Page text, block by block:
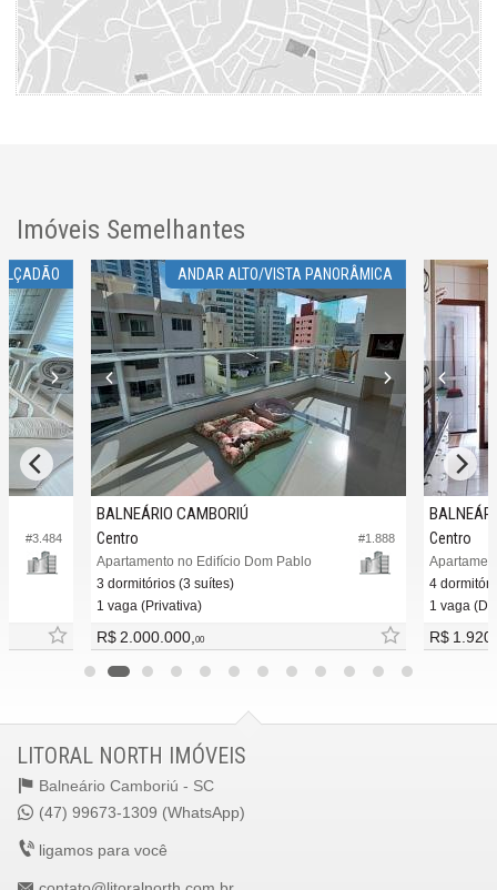
Imóveis Semelhantes
#3.484
ANDAR ALTO/VISTA PANORÂMICA
#1.888
BALNEÁRIO CAMBORIÚ
Centro
Apartamento no Edifício Dom Pablo
3 dormitórios (3 suítes)
1 vaga (Privativa)
R$ 2.000.000, 00
Centro
4
1 vaga
R$
LITORAL NORTH IMÓVEIS
Balneário Camboriú - SC
(47) 99673-1309 (WhatsApp)
ligamos para você